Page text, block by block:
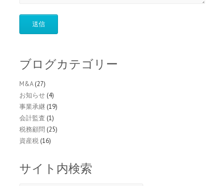
ブログカテゴリー
M&A(27)
お知らせ(4)
事業承継(19)
会計監査 (1)
税務顧問 (25)
資産税(16)
サイト内検索